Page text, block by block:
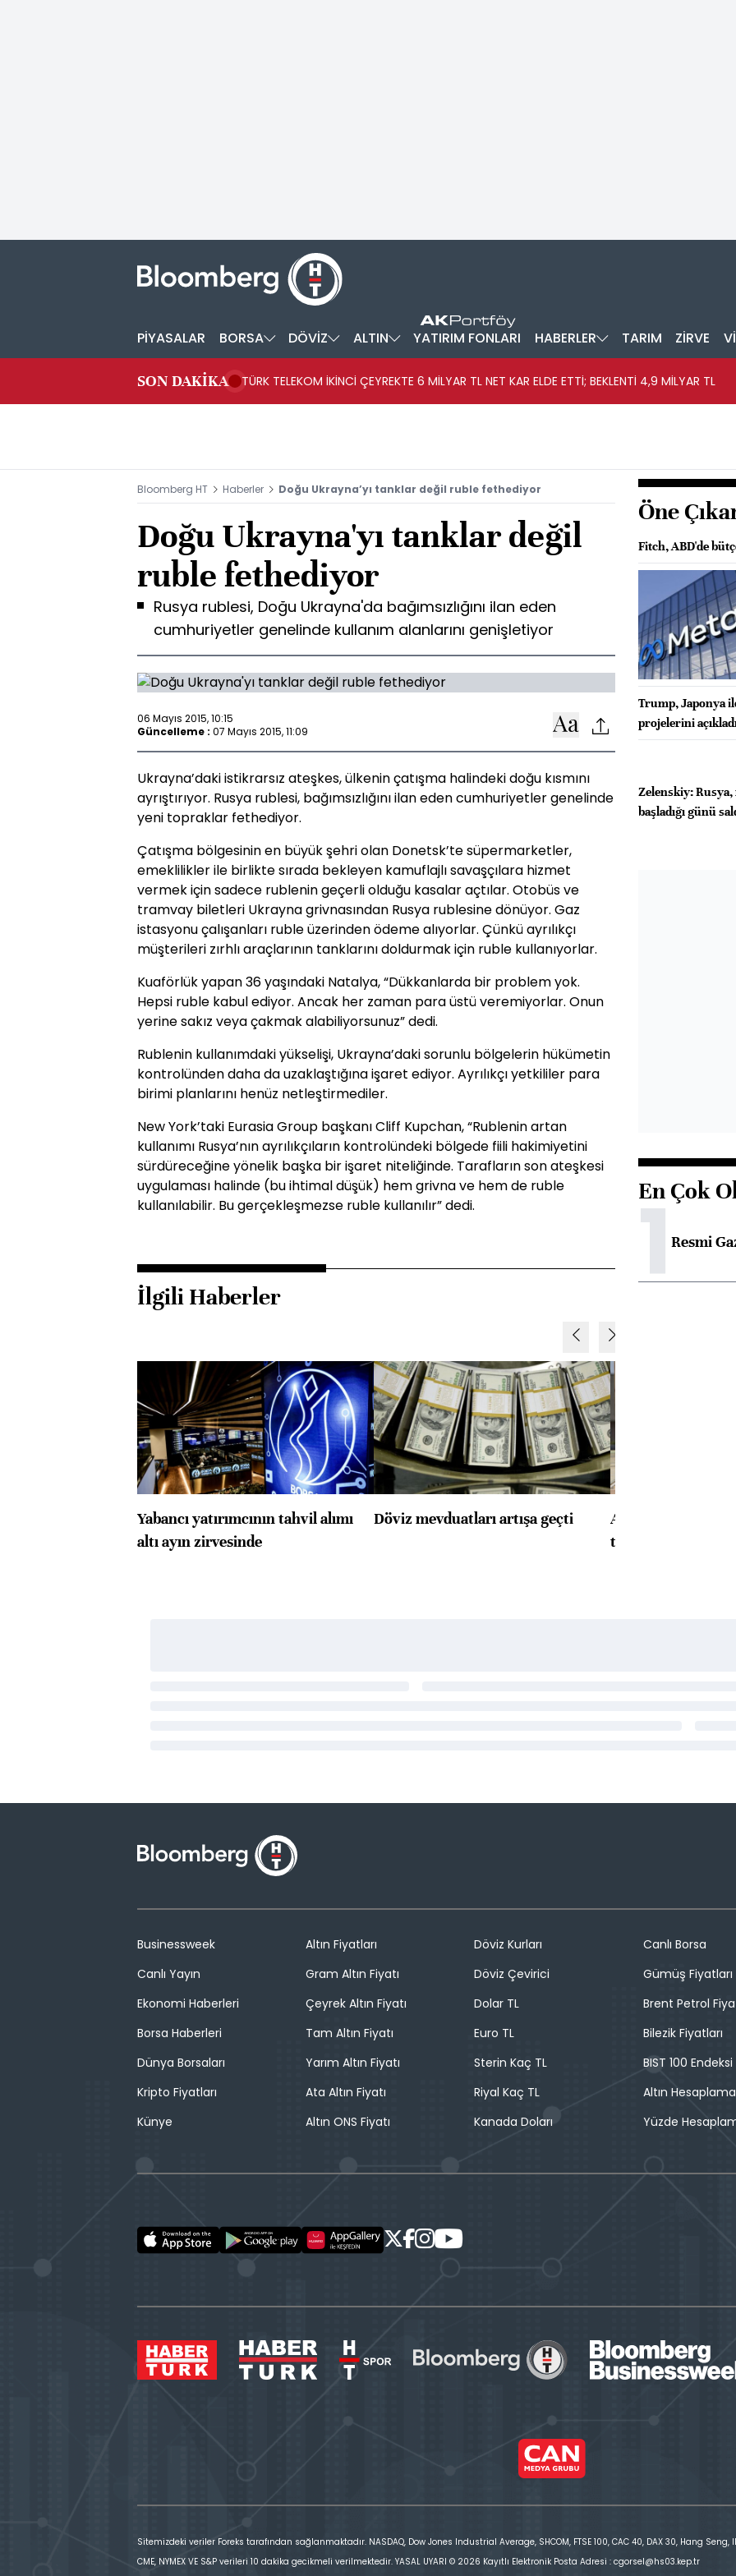
PİYASALAR BORSA DÖVİZ ALTIN YATIRIM FONLARI HABERLER TARIM ZİRVE
SON DAKİKA TÜRK TELEKOM İKİNCİ ÇEYREKTE 6 MİLYAR TL NET KAR ELDE ETTİ; BEKLENTİ 4,9 MİLYAR TL
Bloomberg HT Haberler Doğu Ukrayna’yı tanklar değil ruble fethediyor
Doğu Ukrayna'yı tanklar değil
ruble fethediyor
Rusya rublesi, Doğu Ukrayna'da bağımsızlığını ilan eden
cumhuriyetler genelinde kullanım alanlarını genişletiyor
06 Mayıs 2015, 10:15
Güncelleme : 07 Mayıs 2015, 11:09
Ukrayna’daki istikrarsız ateşkes, ülkenin çatışma halindeki doğu kısmını
ayrıştırıyor. Rusya rublesi, bağımsızlığını ilan eden cumhuriyetler genelinde
yeni topraklar fethediyor.
Çatışma bölgesinin en büyük şehri olan Donetsk’te süpermarketler,
emeklilikler ile birlikte sırada bekleyen kamuflajlı savaşçılara hizmet
vermek için sadece rublenin geçerli olduğu kasalar açtılar. Otobüs ve
tramvay biletleri Ukrayna grivnasından Rusya rublesine dönüyor. Gaz
istasyonu çalışanları ruble üzerinden ödeme alıyorlar. Çünkü ayrılıkçı
müşterileri zırhlı araçlarının tanklarını doldurmak için ruble kullanıyorlar.
Kuaförlük yapan 36 yaşındaki Natalya, “Dükkanlarda bir problem yok.
Hepsi ruble kabul ediyor. Ancak her zaman para üstü veremiyorlar. Onun
yerine sakız veya çakmak alabiliyorsunuz” dedi.
Rublenin kullanımdaki yükselişi, Ukrayna’daki sorunlu bölgelerin hükümetin
kontrolünden daha da uzaklaştığına işaret ediyor. Ayrılıkçı yetkililer para
birimi planlarını henüz netleştirmediler.
New York’taki Eurasia Group başkanı Cliff Kupchan, “Rublenin artan
kullanımı Rusya’nın ayrılıkçıların kontrolündeki bölgede fiili hakimiyetini
sürdüreceğine yönelik başka bir işaret niteliğinde. Tarafların son ateşkesi
uygulaması halinde (bu ihtimal düşük) hem grivna ve hem de ruble
kullanılabilir. Bu gerçekleşmezse ruble kullanılır” dedi.
İlgili Haberler
Yabancı yatırımcının tahvil alımı
altı ayın zirvesinde
Döviz mevduatları artışa geçti
ABD'de konut
toparlandı
Öne
Fitch, ABD'de
Trump, Japonya
projelerini
Zelenskiy:
başladığı günü
En Çok
1Resmi
Businessweek
Canlı Yayın
Ekonomi Haberleri
Borsa Haberleri
Dünya Borsaları
Kripto Fiyatları
Künye
Altın Fiyatları
Gram Altın Fiyatı
Çeyrek Altın Fiyatı
Tam Altın Fiyatı
Yarım Altın Fiyatı
Ata Altın Fiyatı
Altın ONS Fiyatı
Döviz Kurları
Döviz Çevirici
Dolar TL
Euro TL
Sterin Kaç TL
Riyal Kaç TL
Kanada Doları
Canlı Borsa
Gümüş Fiyatları
Brent Petrol
Bilezik Fiyatları
BIST 100 Endeksi
Altın Hesaplama
Yüzde
Sitemizdeki veriler Foreks tarafından sağlanmaktadır. NASDAQ, Dow Jones Industrial Average, SHCOM, FTSE 100, CAC 40, DAX 30, Hang Seng,
CME, NYMEX VE S&P verileri 10 dakika gecikmeli verilmektedir. YASAL UYARI © 2026 Kayıtlı Elektronik Posta Adresi : cgorsel@hs03.kep.tr